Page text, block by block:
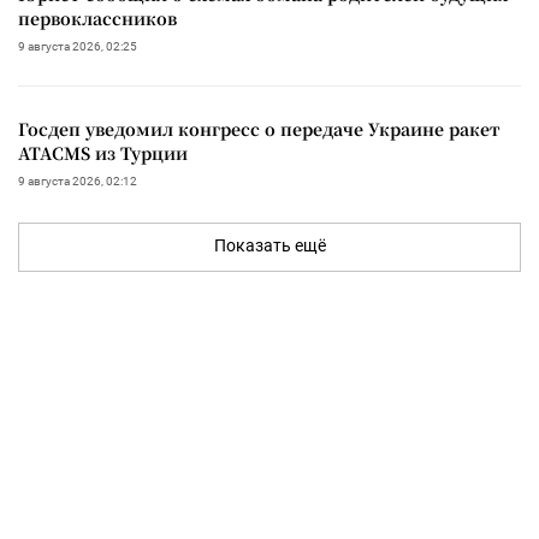
первоклассников
9 августа 2026, 02:25
Госдеп уведомил конгресс о передаче Украине ракет
ATACMS из Турции
9 августа 2026, 02:12
Показать ещё